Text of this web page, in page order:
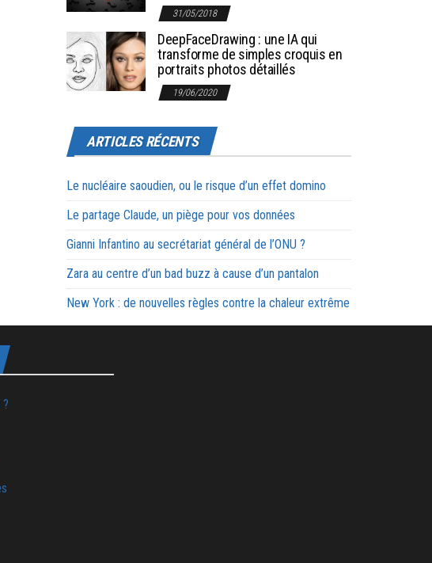
31/05/2018
DeepFaceDrawing : une IA qui
transforme de simples croquis en
portraits photos détaillés
19/06/2020
ARTICLES RÉCENTS
Le nucléaire saoudien, ou le risque d’un effet domino
Le partage Claude, un piège pour vos données
Gianni Infantino au secrétariat général de l’ONU ?
Zara au centre d’un bad buzz à cause d’un pantalon
New York : de nouvelles règles contre la chaleur extrême